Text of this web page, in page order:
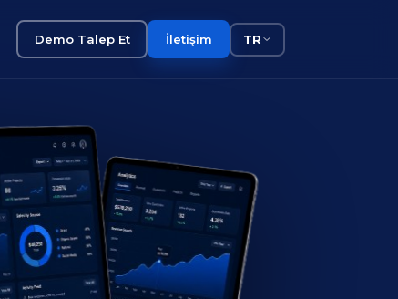
Demo Talep Et İletişim TR